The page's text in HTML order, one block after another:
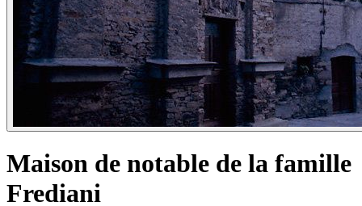
Maison de notable de la famille
Frediani